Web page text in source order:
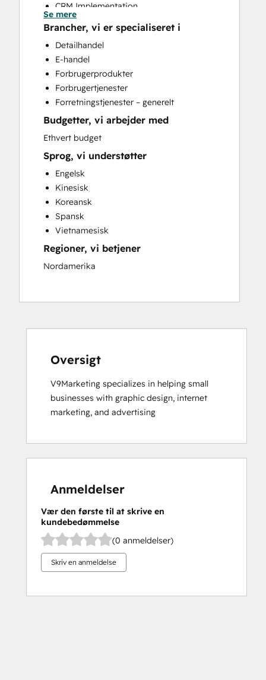
CRM Implementation
Email Marketing
Full Inbound Marketing Services
Knowledge Base Development
Paid Advertising
Programmable Automation
Search Engine Optimization
Social Media
Video Production
Website Design
Se mere
Brancher, vi er specialiseret i
Detailhandel
E-handel
Forbrugerprodukter
Forbrugertjenester
Forretningstjenester – generelt
Budgetter, vi arbejder med
Ethvert budget
Sprog, vi understøtter
Engelsk
Kinesisk
Koreansk
Spansk
Vietnamesisk
Regioner, vi betjener
Nordamerika
Oversigt
V9Marketing specializes in helping small
businesses with graphic design, internet
marketing, and advertising
Anmeldelser
Vær den første til at skrive en
kundebedømmelse
(0 anmeldelser)
Skriv en anmeldelse